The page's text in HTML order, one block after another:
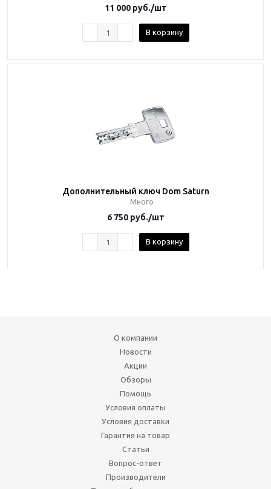
11 000 руб./шт
В корзину
Дополнительный ключ Dom Saturn
Много
6 750 руб./шт
В корзину
О компании
Новости
Акции
Обзоры
Помощь
Условия оплаты
Условия доставки
Гарантия на товар
Статьи
Вопрос-ответ
Производители